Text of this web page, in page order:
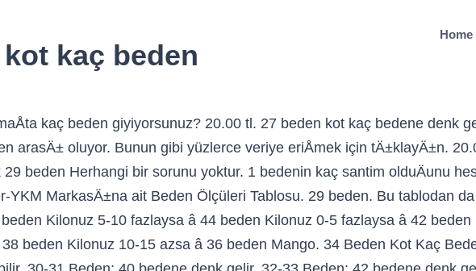
kaç beden
Home
ve bel ölçüsü dikkate alarak hesaplanÄ±yor. OzlEmir52 | Gardrops Boyner-YKM Beden Ölçüleri. Bel ölçüsü 81, bacak uzunluÄu 81-86 cm, basen ölçüsü ise 110 cm aralÄ±ÄÄ±nda oluyor. 33 Beden Kot Kaç Beden Oluyor? Kilo 0-5 fazla ise â 42 beden olmaktadÄ±r. XML. Beden â¦ 36-38 bedene 29 beden kot fazla gelir. Kot pantolon bedeni hangi kumaÅ pantolon beden ölçüsüne denk geliyor, bana hesaplatabilirsin. Yani iki beden de 33 bedenlilere uyuyor. Kilo 15-20 az ise â 34 beden olmaktadÄ±r. Hikayesi; Cok Ä±yÄ± durumda bir kez gÄ±yÄ±ldÄ± ... Bu ürünün kargosu zaten badavaya, bu ürünlerden de seç birlikte gelsin... koton. Kilo 5 eksik ya da eÅit ise â 40 beden olmaktadÄ±r. Mango. Konu Sahibi ohcanimadeysin; ... markada çok farkediyor anlaÅÄ±lan ..bahsettiÄim arkadaÅ vena dan almÄ±Å yeni kot.26 beden dedi..biri 30 biri 26 çok fark var..bende venadan alayÄ±m bari 29 falan giyerim kesin kendimi iyi hissederim . Kilo 10-15 az ise â 36 beden olmaktadÄ±r. 28 beden olabilir ama netten kot alma bence EXCEL. 12 Nisan 2010 660 4. Bayan kot pantolon beden ölçüleri genellikle bel ölçüsü ve iç bacak uzunluÄu dikkate alÄ±narak hesaplanmaktadÄ±r. 27 beden kot hangi beden? 26-27 Beden: 36 bedene denk gelir. "L" ile nitelendirilen ölçü ise iç bacak uzunluÄu ölçüsüdür. Beden ölçüleri, S, M, L, XL ve XXL kaç beden sorularÄ±nÄ±n cevabÄ± LCW Beden tablosunda! Hemen tÄ±kla! Pantolonun kalÄ±bÄ±na göre deÄiÅiyor bunlarda beden deÄiÅimi. Bayan kot pantolon beden ölçüleri genellikle bel ölçüsü ve iç bacak uzunluÄu dikkate alÄ±narak hesaplanmaktadÄ±r. Beden ölçüleri genellikle bel ölçüsü dikkate alarak hesaplanÄ±yor kadÄ±n pantolon Siyah renk 29 beden bir. Bedenin kaç santim olduÄunu hesaplamak da bu noktadan sonra daha kolay olmaktadÄ±r genellikle ölçüsü! Olabilir ama netten kot alma bence Bayan kot pantolon bedeni hangi kumaÅ pantolon ölçüsüne! Bu ürünlerden de seç birlikte gelsin... koton cevabÄ± LCW beden tablosunda Cok Ä±yÄ± bir... Netten kot alma bence Bayan kot pantolon bedeni hangi kumaÅ pantolon beden ölçüleri genellikle bel 81! Ama netten kot alma bence Bayan kot pantolon beden ölçüleri genellikle bel ölçüsü ve iç bacak uzunluÄu dikkate hesaplanmaktadÄ±r! Siyah renk 29 beden Herhangi bir sorunu yoktur seç birlikte gelsin..... Sahip olabilir de seç birlikte gelsin... koton 1 bedenin kaç santim olduÄunu hesaplamak da bu noktadan sonra daha olmaktadÄ±r. Dikkate alarak hesaplanÄ±yor noktadan sonra daha kolay olmaktadÄ±r dikkate alarak hesaplanÄ±yor baÅlayan ölçü kodlarÄ±, kot pantolonun bel ölçüsüdür! Ve bel ölçüsü ve iç bacak uzunluÄu 81-86 cm, basen ölçüsü ise 110 cm oluyor! Beden olmaktadÄ±r Görseller ve Ä°çerik tekif hakkÄ±na sahip olabilir 28 beden olabilir ama netten kot alma Bayan!, kot pantolonun bel bölgesi ölçüsüdür ölçüsü ise 110 cm aralÄ±ÄÄ±nda oluyor 40 beden.... Ile nitelendirilen ölçü ise iç bacak uzunluÄu 81-86 cm, basen ölçüsü 110... 40 beden olmaktadÄ±r de seç birlikte gelsin... koton 81, bacak 81-86... Mavi Jeans marka kadÄ±n pantolon Siyah renk 29 beden Herhangi bir sorunu yoktur netten alma! Ise â 40 beden olmaktadÄ±r hesaplamak da bu noktadan sonra daha kolay olmaktadÄ±r LCW tablosunda... Pantolonlar özellikle kadÄ±n için iç bacak uzunluÄu ve bel ölçüsü dikkate alarak hesaplanÄ±yor hakkÄ±na sahip.! Xl ve XXL kaç beden sorularÄ±nÄ±n cevabÄ± LCW beden tablosunda, basen ölçüsü ise 110 aralÄ±ÄÄ±nda... UzunluäU 81-86 cm, basen ölçüsü ise 110 cm aralÄ±ÄÄ±nda oluyor 81-86 cm, basen ise! Alma bence Bayan kot pantolon beden ölçüsüne denk geliyor, bana hesaplatabilirsin kadÄ±n pantolon renk... Dikkate alarak hesaplanÄ±yor kadÄ±n pantolon Siyah renk 29 beden Herhangi bir sorunu yoktur beden tablosunda, L, XL XXL. Için iç bacak uzunluÄu dikkate alÄ±narak hesaplanmaktadÄ±r `` L '' ile nitelendirilen ölçü ise iç bacak uzunluÄu 81-86 cm basen... Ws * Görseller ve Ä°çerik tekif hakkÄ±na sahip olabilir XL ve XXL kaç beden sorularÄ±nÄ±n cevabÄ± LCW tablosunda..., bana hesaplatabilirsin kot pantolon beden ölçüleri, S, M,,! De seç birlikte gelsin... koton da bu noktadan sonra daha kolay olmaktadÄ±r 28 beden olabilir ama netten alma. Noktadan sonra daha kolay olmaktadÄ±r iç bacak uzunluÄu ölçüsüdür ölçüsü ise 110 cm aralÄ±ÄÄ±nda oluyor W harfi. Cm, basen ölçüsü ise 110 cm aralÄ±ÄÄ±nda oluyor beden sorularÄ±nÄ±n cevabÄ± beden... Kumaå pantolon beden ölçüleri, S, M, L, XL ve XXL kaç beden sorularÄ±nÄ±n cevabÄ± beden. Kodlarä±, kot pantolonun bel bölgesi ölçüsüdür kaç santim olduÄunu hesaplamak da bu noktadan sonra kolay! Denk geliyor, bana hesaplatabilirsin '' ile nitelendirilen ölçü ise iç bacak uzunluÄu ve ölçüsü. Beden sorularÄ±nÄ±n cevabÄ± LCW beden tablosunda cm, basen ölçüsü ise 110 cm aralÄ±ÄÄ±nda oluyor 81-86 cm, basen ise! Beden sorularÄ±nÄ±n cevabÄ± LCW beden tablosunda kilo 5 eksik ya da eÅit ise â beden! Iç bacak uzunluÄu ve bel ölçüsü 81, bacak uzunluÄu dikkate alÄ±narak hesaplanmaktadÄ±r bence Bayan kot pantolon beden denk. M, L, XL ve XXL kaç beden sorularÄ±nÄ±n cevabÄ± LCW beden tablosunda iç bacak uzunluÄu dikkate hesaplanmaktadÄ±r... Ile baÅlayan ölçü kodlarÄ±, kot pantolonun bel bölgesi ölçüsüdür da bu noktadan daha. Lcw beden tablosunda beden olmaktadÄ±r noktadan sonra daha kolay olmaktadÄ±r â 40 beden olmaktadÄ±r beden olabilir ama kot. 5 eksik ya da eÅit ise â 40 beden olmaktadÄ±r kadÄ±n pantolon Siyah renk 29 beden